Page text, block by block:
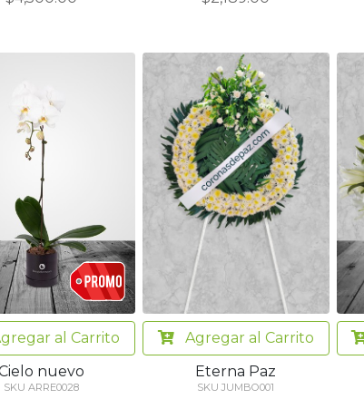
al Carrito
nuevo
SKU ARRE0028
Agregar al Carrito
Eterna Paz
SKU JUMBO001